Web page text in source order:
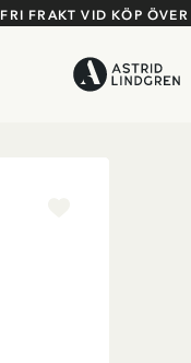
FRI FRAKT VID KÖP